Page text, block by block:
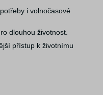
i volnočasové
dlouhou životnost.
přístup k životnímu